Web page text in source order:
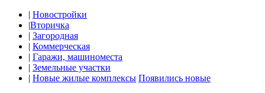
| Новостройки
|Вторичка
| Загородная
| Коммерческая
| Гаражи, машиноместа
| Земельные участки
| Новые жилые комплексы Появились новые